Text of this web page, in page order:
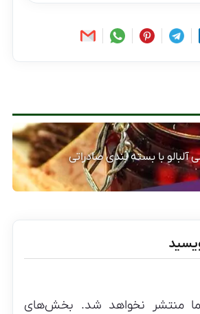
آلبالو با بسته بندی صادراتی
منتشر نخواهد شد. بخش‌های